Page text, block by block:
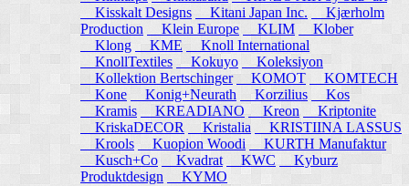
Kisskalt Designs
Kitani Japan Inc.
Kjærholm
Production
Klein Europe KLIM
Klober
Klong
KME
Knoll International
KnollTextiles
Kokuyo
Koleksiyon
Kollektion Bertschinger KOMOT
KOMTECH
Kone
Konig+Neurath Korzilius
Kos
Kramis
KREADIANO Kreon
Kriptonite
KriskaDECOR
Kristalia
KRISTIINA LASSUS
Krools
Kuopion Woodi
KURTH Manufaktur
Kusch+Co
Kvadrat KWC
Kyburz
Produktdesign
KYMO